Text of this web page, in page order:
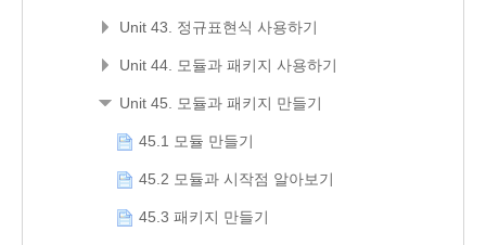
Unit 43. 정규표현식 사용하기
Unit 44. 모듈과 패키지 사용하기
Unit 45. 모듈과 패키지 만들기
45.1 모듈 만들기
45.2 모듈과 시작점 알아보기
45.3 패키지 만들기